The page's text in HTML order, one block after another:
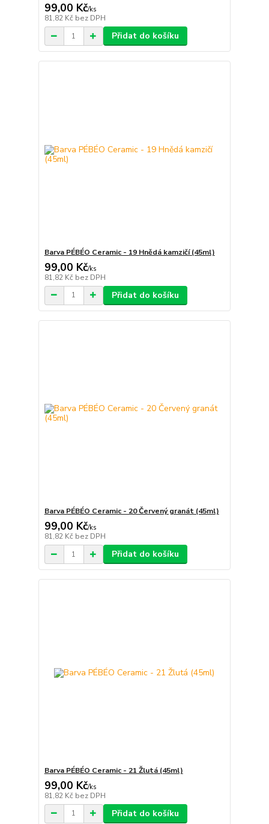
99,00 Kč/ks
81,82 Kč bez DPH
Přidat do košíku
Barva PÉBÉO Ceramic - 19 Hnědá kamzičí (45ml)
99,00 Kč/ks
81,82 Kč bez DPH
Přidat do košíku
Barva PÉBÉO Ceramic - 20 Červený granát (45ml)
99,00 Kč/ks
81,82 Kč bez DPH
Přidat do košíku
Barva PÉBÉO Ceramic - 21 Žlutá (45ml)
99,00 Kč/ks
81,82 Kč bez DPH
Přidat do košíku